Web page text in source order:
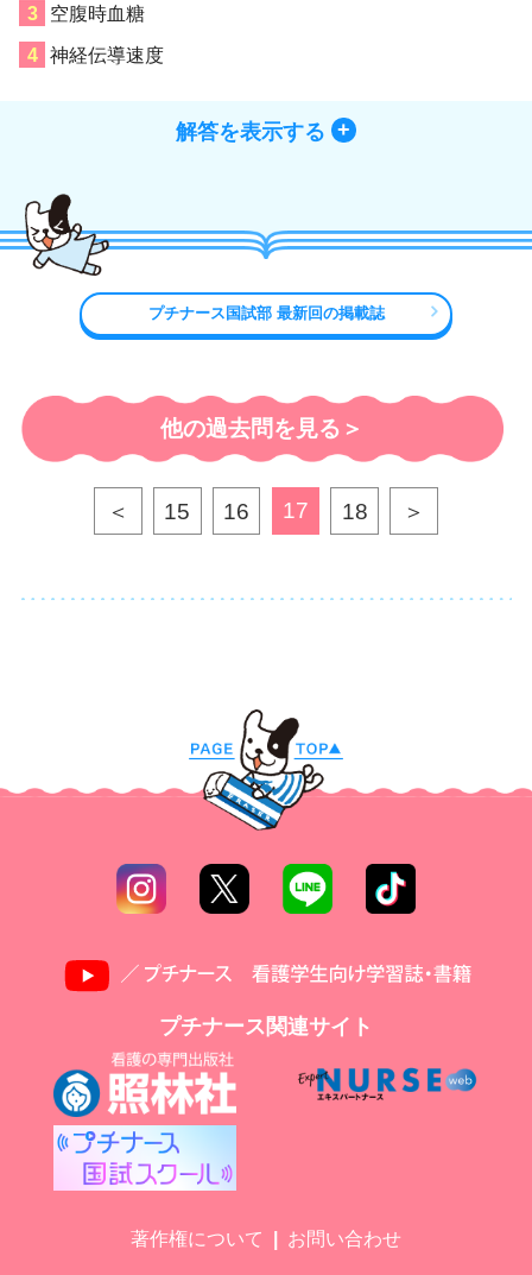
空腹時血糖
神経伝導速度
解答を表示する
プチナース国試部 最新回の掲載誌
他の過去問を見る＞
＜ 15 16 17 18 ＞
プチナース関連サイト
著作権について お問い合わせ